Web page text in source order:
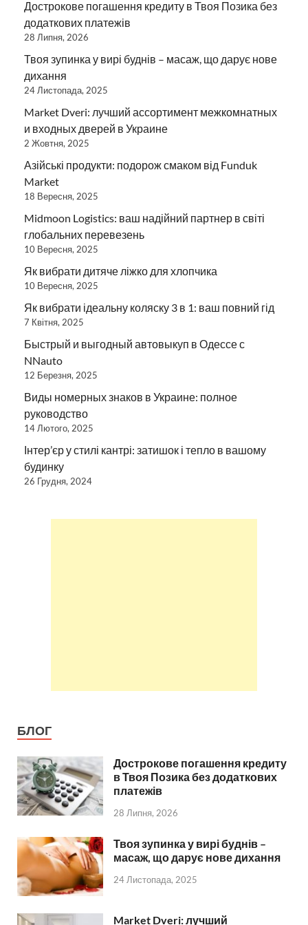
Дострокове погашення кредиту в Твоя Позика без
додаткових платежів
28 Липня, 2026
Твоя зупинка у вирі буднів – масаж, що дарує нове
дихання
24 Листопада, 2025
Market Dveri: лучший ассортимент межкомнатных
и входных дверей в Украине
2 Жовтня, 2025
Азійські продукти: подорож смаком від Funduk
Market
18 Вересня, 2025
Midmoon Logistics: ваш надійний партнер в світі
глобальних перевезень
10 Вересня, 2025
Як вибрати дитяче ліжко для хлопчика
10 Вересня, 2025
Як вибрати ідеальну коляску 3 в 1: ваш повний гід
7 Квітня, 2025
Быстрый и выгодный автовыкуп в Одессе с
NNauto
12 Березня, 2025
Виды номерных знаков в Украине: полное
руководство
14 Лютого, 2025
Інтер’єр у стилі кантрі: затишок і тепло в вашому
будинку
26 Грудня, 2024
БЛОГ
Дострокове погашення кредиту
в Твоя Позика без додаткових
платежів
28 Липня, 2026
Твоя зупинка у вирі буднів –
масаж, що дарує нове дихання
24 Листопада, 2025
Market Dveri: лучший